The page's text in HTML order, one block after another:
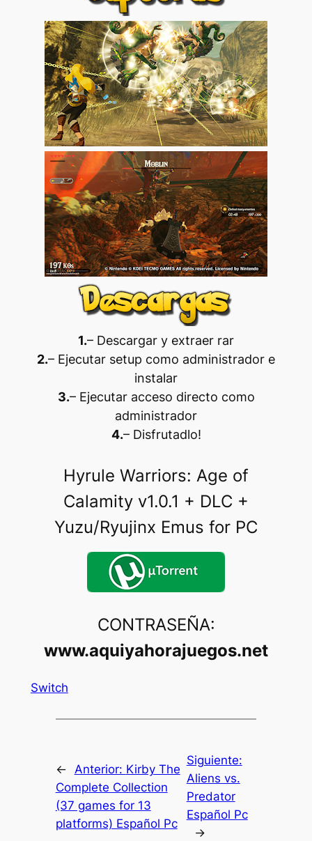
1.– Descargar y extraer rar
2.– Ejecutar setup como administrador e
instalar
3.– Ejecutar acceso directo como
administrador
4.– Disfrutadlo!
Hyrule Warriors: Age of
Calamity v1.0.1 + DLC +
Yuzu/Ryujinx Emus for PC
CONTRASEÑA:
www.aquiyahorajuegos.net
Switch
← Anterior: Kirby The
Complete Collection
(37 games for 13
platforms) Español Pc
Siguiente:
Aliens vs.
Predator
Español Pc
→